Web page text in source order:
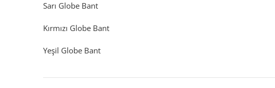
Sarı Globe Bant
Kırmızı Globe Bant
Yeşil Globe Bant